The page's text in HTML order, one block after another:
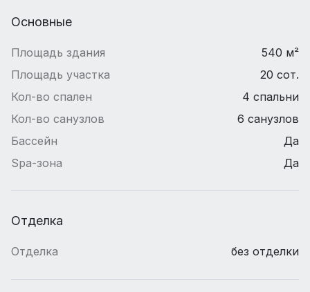
Основные
Площадь здания
540 м²
Площадь участка
20 сот.
Кол-во спален
4 спальни
Кол-во санузлов
6 санузлов
Бассейн
Да
Spa-зона
Да
Отделка
Отделка без отделки